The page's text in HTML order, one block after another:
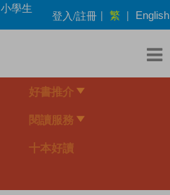
小學生
登入/註冊 | 繁 | English
好書推介
閱讀服務
十本好讀